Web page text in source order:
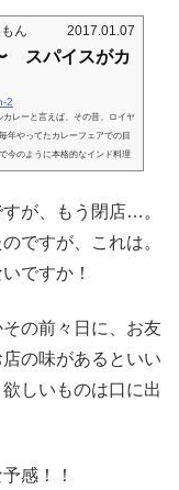
ん 2017.01.07
スパイスがカ
2
レーと言えば、その昔、ロイヤ
年やってたカレーフェアでの目
今のように本格的なインド料理
個性的な味わいに魅せられて、
地方の名物料理だと思ってたん
が、もう閉店…。
ですが、これは。
ですか！
の前々日に、お友
の味があるといい
しいものは口に出
感！！